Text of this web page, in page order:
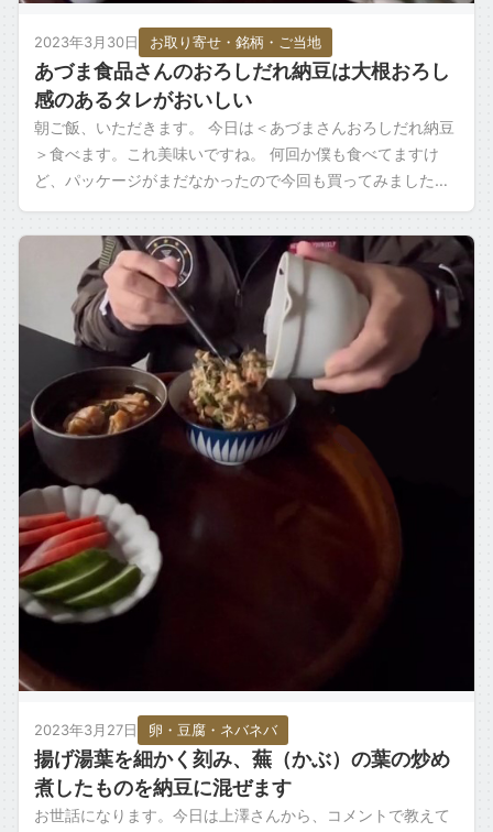
2023年3月30日 お取り寄せ・銘柄・ご当地
あづま食品さんのおろしだれ納豆は大根おろし
感のあるタレがおいしい
朝ご飯、いただきます。 今日は＜あづまさんおろしだれ納豆
＞食べます。これ美味いですね。 何回か僕も食べてますけ
ど、パッケージがまだなかったので今回も買ってみました。
2023年3月27日 卵・豆腐・ネバネバ
揚げ湯葉を細かく刻み、蕪（かぶ）の葉の炒め
煮したものを納豆に混ぜます
お世話になります。今日は上澤さんから、コメントで教えて